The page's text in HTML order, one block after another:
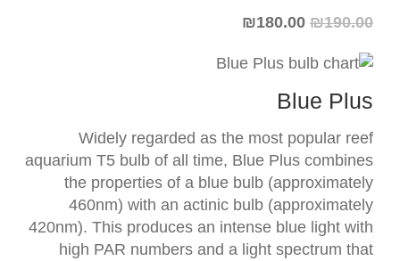
₪190.00
₪180.00
Blue Plus
Widely regarded as the most popular reef
aquarium T5 bulb of all time, Blue Plus combines
the properties of a blue bulb (approximately
460nm) with an actinic bulb (approximately
420nm). This produces an intense blue light with
high PAR numbers and a light spectrum that